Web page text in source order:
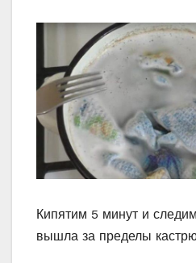
Кипятим 5 минут и
вышла за пределы